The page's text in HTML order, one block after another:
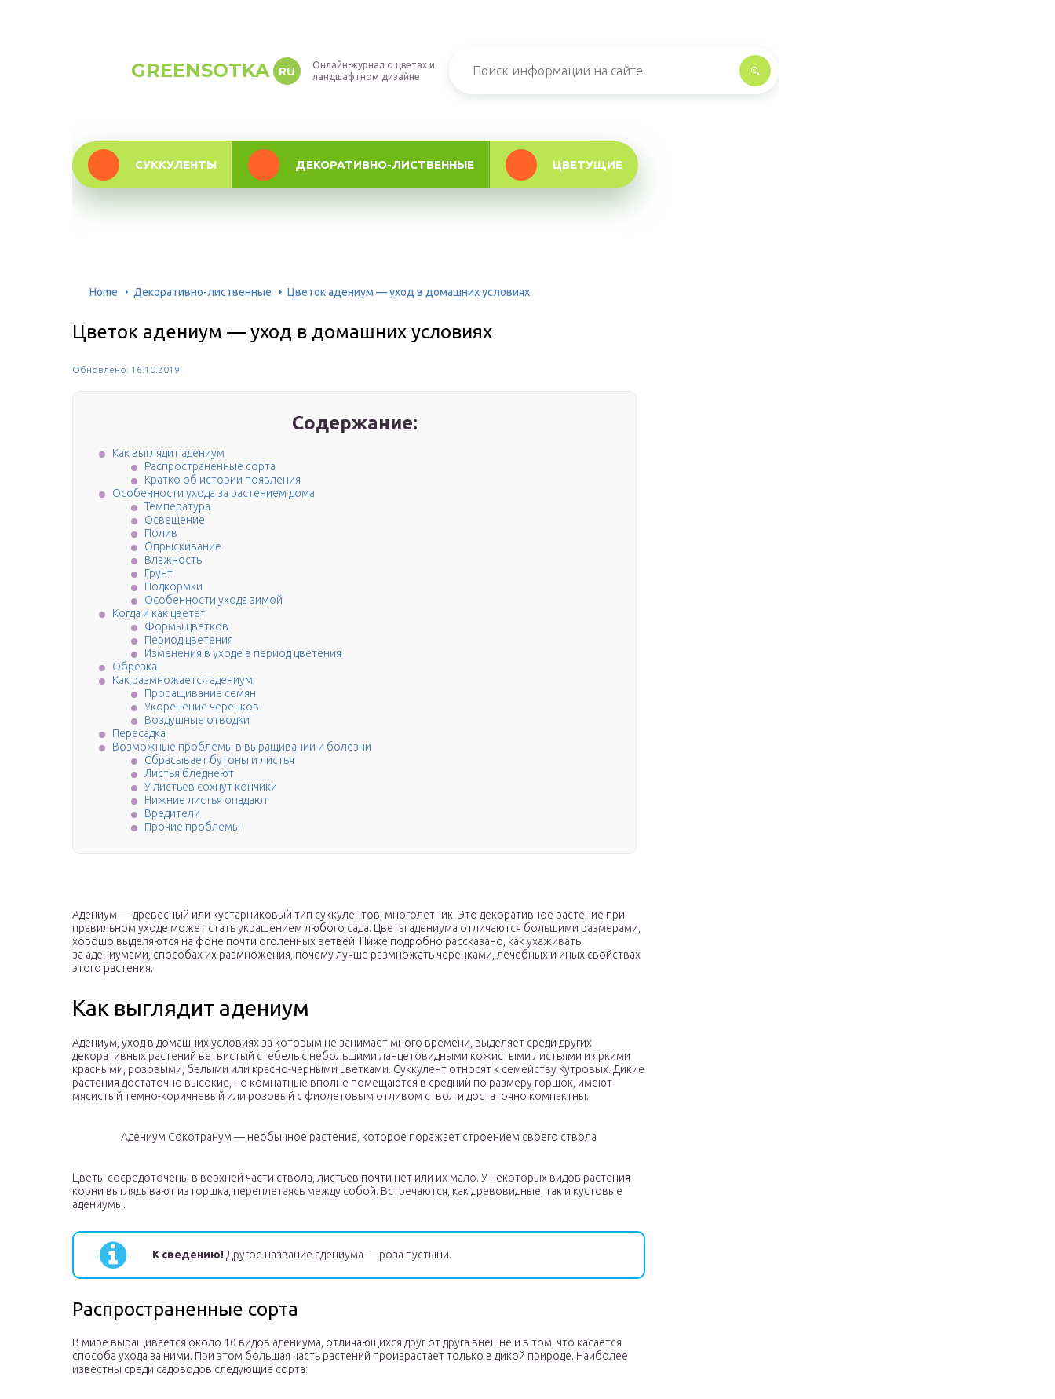
GREENSOTKA RU
Онлайн-журнал о цветах и
ландшафтном дизайне
СУККУЛЕНТЫ ДЕКОРАТИВНО-ЛИСТВЕННЫЕ ЦВЕТУЩИЕ
Home Декоративно-лиственные Цветок адениум — уход в домашних условиях
Цветок адениум — уход в домашних условиях
Обновлено: 16.10.2019
Содержание:
Как выглядит адениум
Распространенные сорта
Кратко об истории появления
Особенности ухода за растением дома
Температура
Освещение
Полив
Опрыскивание
Влажность
Грунт
Подкормки
Особенности ухода зимой
Когда и как цветет
Формы цветков
Период цветения
Изменения в уходе в период цветения
Обрезка
Как размножается адениум
Проращивание семян
Укоренение черенков
Воздушные отводки
Пересадка
Возможные проблемы в выращивании и болезни
Сбрасывает бутоны и листья
Листья бледнеют
У листьев сохнут кончики
Нижние листья опадают
Вредители
Прочие проблемы
Адениум — древесный или кустарниковый тип суккулентов, многолетник. Это декоративное растение при
правильном уходе может стать украшением любого сада. Цветы адениума отличаются большими размерами,
хорошо выделяются на фоне почти оголенных ветвей. Ниже подробно рассказано, как ухаживать
за адениумами, способах их размножения, почему лучше размножать черенками, лечебных и иных свойствах
этого растения.
Как выглядит адениум
Адениум, уход в домашних условиях за которым не занимает много времени, выделяет среди других
декоративных растений ветвистый стебель с небольшими ланцетовидными кожистыми листьями и яркими
красными, розовыми, белыми или красно-черными цветками. Суккулент относят к семейству Кутровых. Дикие
растения достаточно высокие, но комнатные вполне помещаются в средний по размеру горшок, имеют
мясистый темно-коричневый или розовый с фиолетовым отливом ствол и достаточно компактны.
Адениум Сокотранум — необычное растение, которое поражает строением своего ствола
Цветы сосредоточены в верхней части ствола, листьев почти нет или их мало. У некоторых видов растения
корни выглядывают из горшка, переплетаясь между собой. Встречаются, как древовидные, так и кустовые
адениумы.
К сведению! Другое название адениума — роза пустыни.
Распространенные сорта
В мире выращивается около 10 видов адениума, отличающихся друг от друга внешне и в том, что касается
способа ухода за ними. При этом большая часть растений произрастает только в дикой природе. Наиболее
известны среди садоводов следующие сорта: